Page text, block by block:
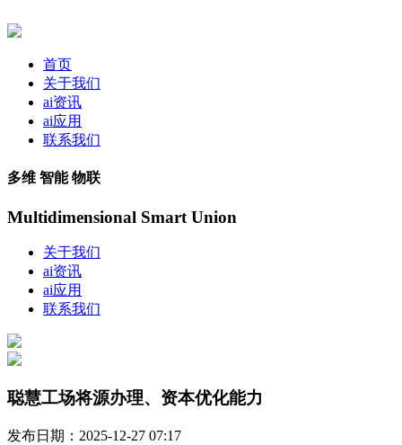
首页
关于我们
ai资讯
ai应用
联系我们
多维 智能 物联
Multidimensional Smart Union
关于我们
ai资讯
ai应用
联系我们
聪慧工场将源办理、资本优化能力
发布日期：2025-12-27 07:17